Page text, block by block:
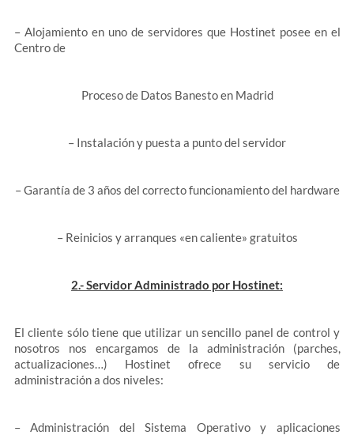
– Alojamiento en uno de servidores que Hostinet posee en el
Centro de
Proceso de Datos Banesto en Madrid
– Instalación y puesta a punto del servidor
– Garantía de 3 años del correcto funcionamiento del hardware
– Reinicios y arranques «en caliente» gratuitos
2.- Servidor Administrado por Hostinet:
El cliente sólo tiene que utilizar un sencillo panel de control y
nosotros nos encargamos de la administración (parches,
actualizaciones…) Hostinet ofrece su servicio de
administración a dos niveles:
– Administración del Sistema Operativo y aplicaciones